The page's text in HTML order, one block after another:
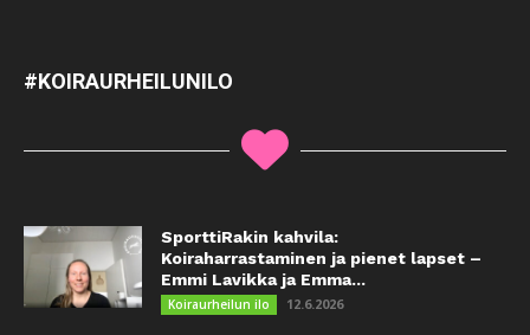
#KOIRAURHEILUNILO
SporttiRakin kahvila:
Koiraharrastaminen ja pienet lapset –
Emmi Lavikka ja Emma...
Koiraurheilun ilo 12.6.2026